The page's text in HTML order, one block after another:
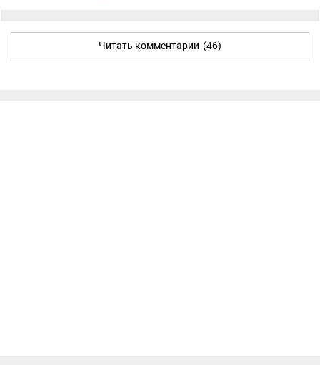
Читать комментарии (46)